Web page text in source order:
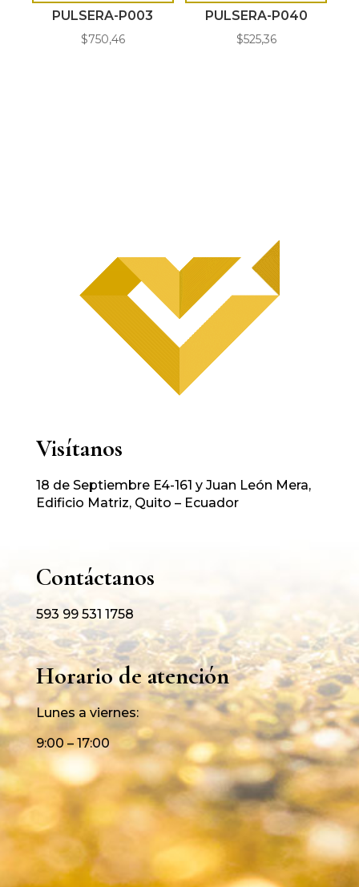
PULSERA-P003
$750,46
PULSERA-P040
$525,36
Visítanos
18 de Septiembre E4-161 y Juan León Mera,
Edificio Matriz, Quito – Ecuador
Contáctanos
593 99 531 1758
Horario de atención
Lunes a viernes:
9:00 – 17:00